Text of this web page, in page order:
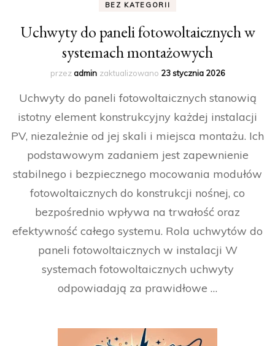
BEZ KATEGORII
Uchwyty do paneli fotowoltaicznych w
systemach montażowych
przezadmin zaktualizowano 23 stycznia 2026
Uchwyty do paneli fotowoltaicznych stanowią
istotny element konstrukcyjny każdej instalacji
PV, niezależnie od jej skali i miejsca montażu. Ich
podstawowym zadaniem jest zapewnienie
stabilnego i bezpiecznego mocowania modułów
fotowoltaicznych do konstrukcji nośnej, co
bezpośrednio wpływa na trwałość oraz
efektywność całego systemu. Rola uchwytów do
paneli fotowoltaicznych w instalacji W
systemach fotowoltaicznych uchwyty
odpowiadają za prawidłowe …